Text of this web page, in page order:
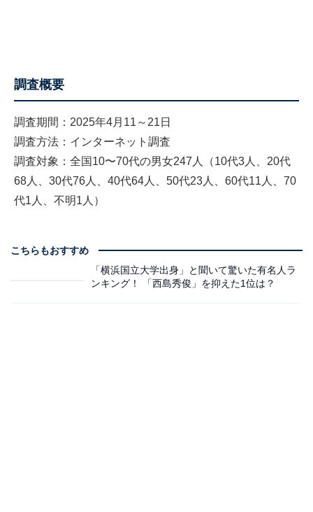
調査概要
調査期間：2025年4月11～21日
調査方法：インターネット調査
調査対象：全国10〜70代の男女247人（10代3人、20代
68人、30代76人、40代64人、50代23人、60代11人、70
代1人、不明1人）
こちらもおすすめ
「横浜国立大学出身」と聞いて驚いた有名人ラ
ンキング！ 「西島秀俊」を抑えた1位は？